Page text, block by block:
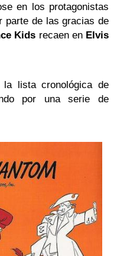
en los protagonistas
parte de las gracias de
Kids recaen en Elvis
lista cronológica de
por una serie de